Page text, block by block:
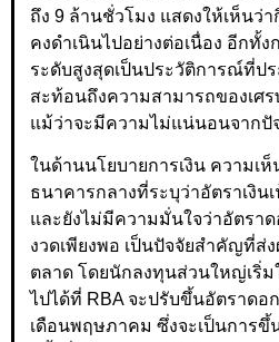
ถึง 9 ล้านชั่วโมง แสดงให้เห็นว่
คงดำเนินไปอย่างต่อเนื่อง อีกทั้ง
ระดับสูงสุดเป็นประวัติการณ์ที่ป
สะท้อนถึงความสามารถของเศ
แม้ว่าจะมีความไม่แน่นอนจากปั
ในด้านนโยบายการเงิน ความเห็
ธนาคารกลางที่ระบุว่าอัตราเงิน
และยังไม่มีความมั่นใจว่าอัตรา
งวดเพียงพอ เป็นปัจจัยสำคัญที่ส่
ตลาด โดยนักลงทุนส่วนใหญ่เริ่
ไปได้ที่ RBA จะปรับขึ้นอัตราดอ
เดือนพฤษภาคม ซึ่งจะเป็นการขึ้